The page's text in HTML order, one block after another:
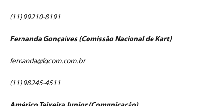
(11) 99210-8191
Fernanda Gonçalves (Comissão Nacional de Kart)
fernanda@fgcom.com.br
(11) 98245-4511